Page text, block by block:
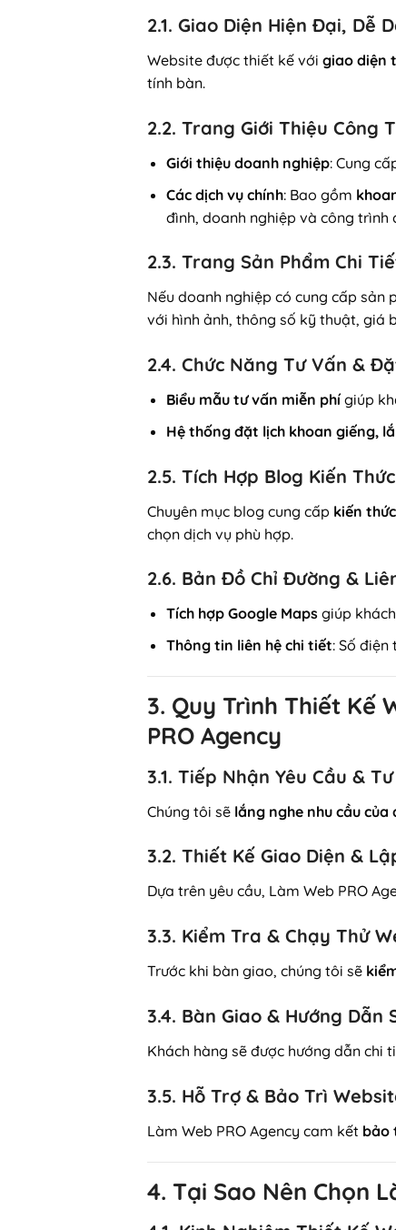
2.1. Giao Diện Hiện Đại, Dễ
Website được thiết kế với giao diện
tính bàn.
2.2. Trang Giới Thiệu Công
Giới thiệu doanh nghiệp: Cung
Các dịch vụ chính: Bao gồm
đình, doanh nghiệp và công trình
2.3. Trang Sản Phẩm Chi
Nếu doanh nghiệp có cung cấp sản
với hình ảnh, thông số kỹ thuật, giá
2.4. Chức Năng Tư Vấn &
Biểu mẫu tư vấn miễn phígiúp
Hệ thống đặt lịch khoan giếng,
2.5. Tích Hợp Blog Kiến Thức
Chuyên mục blog cung cấp kiến
chọn dịch vụ phù hợp.
2.6. Bản Đồ Chỉ Đường &
Tích hợp Google Mapsgiúp
Thông tin liên hệ chi tiết: Số
3. Quy Trình Thiết Kế
PRO Agency
3.1. Tiếp Nhận Yêu Cầu &
Chúng tôi sẽ lắng nghe nhu cầu của
3.2. Thiết Kế Giao Diện &
Dựa trên yêu cầu, Làm Web PRO
3.3. Kiểm Tra & Chạy Thử
Trước khi bàn giao, chúng tôi sẽ
3.4. Bàn Giao & Hướng Dẫn
Khách hàng sẽ được hướng dẫn
3.5. Hỗ Trợ & Bảo Trì
Làm Web PRO Agency cam kết bảo
4. Tại Sao Nên Chọn